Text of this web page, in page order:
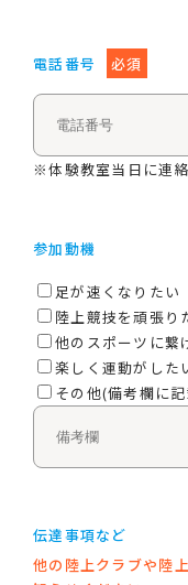
電話番号 必須
※体験教室当日に連
参加動機
足が速くなりたい
陸上競技を頑張り
他のスポーツに繋
楽しく運動がした
その他(備考欄に
伝達事項など
他の陸上クラブや陸